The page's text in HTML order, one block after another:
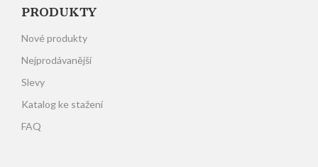
PRODUKTY
Nové produkty
Nejprodávanější
Slevy
Katalog ke stažení
FAQ